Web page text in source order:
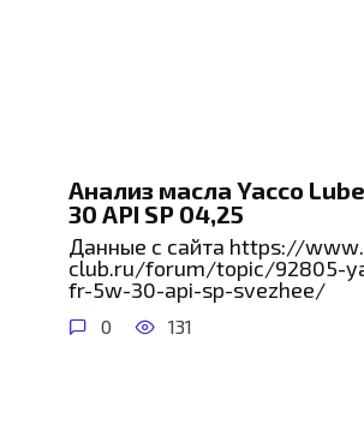
Анализ масла Yacco
30 API SP 04,25
Данные с сайта https://
club.ru/forum/topic/92805-
fr-5w-30-api-sp-svezhee/
0 131